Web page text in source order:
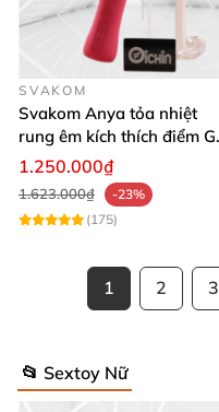
SVAKOM
Svakom Anya tỏa nhiệt
rung êm kích thích điểm G
silicon Mỹ cao cấp an toàn
1.250.000₫
1.623.000₫
-23%
(175)
1 2 3
📂 Sextoy Nữ